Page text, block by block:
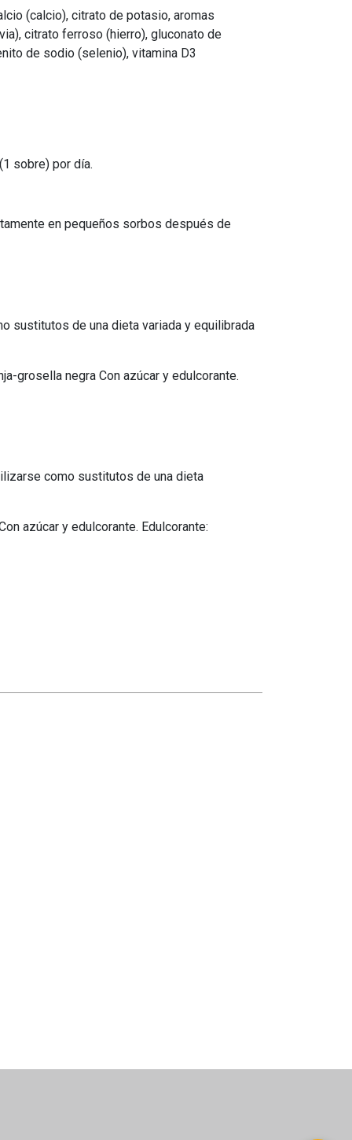
(calcio), citrato de potasio, aromas
citrato ferroso (hierro), gluconato de
de sodio (selenio), vitamina D3
sobre) por día.
en pequeños sorbos después de
sustitutos de una dieta variada y equilibrada
grosella negra Con azúcar y edulcorante.
como sustitutos de una dieta
azúcar y edulcorante. Edulcorante: